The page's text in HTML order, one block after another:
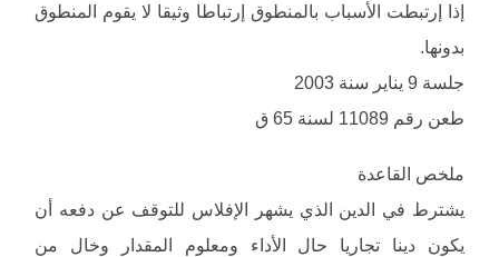
إذا إرتبطت الأسباب بالمنطوق إرتباطا وثيقا لا يقوم المنطوق
بدونها.
جلسة 9 يناير سنة 2003
طعن رقم 11089 لسنة 65 ق
ملخص القاعدة
يشترط في الدين الذي يشهر الإفلاس للتوقف عن دفعه أن
يكون دينا تجاريا حال الأداء ومعلوم المقدار وخال من